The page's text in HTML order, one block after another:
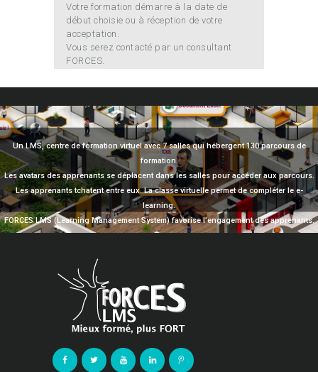
Votre formation démarre à la date de
début choisie ou à réception de votre
acceptation.
Vous serez contacté par un consultant
FORCES.
Un LMS, centre de formation virtuel avec 7 salles qui hébergent 130 parcours de
formation.
Les avatars des apprenants se déplacent dans les salles pour accéder aux parcours.
Les apprenants tchatent entre eux. La classe virtuelle permet de compléter le e-
learning.
FORCES LMS (Learning Management System) favorise l’engagement des apprenants.